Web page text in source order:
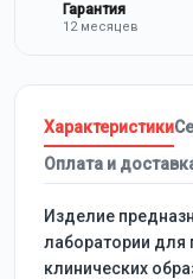
Гарантия
12 месяцев
Характеристики
Оплата и
Изделие
лаборатории
клинических